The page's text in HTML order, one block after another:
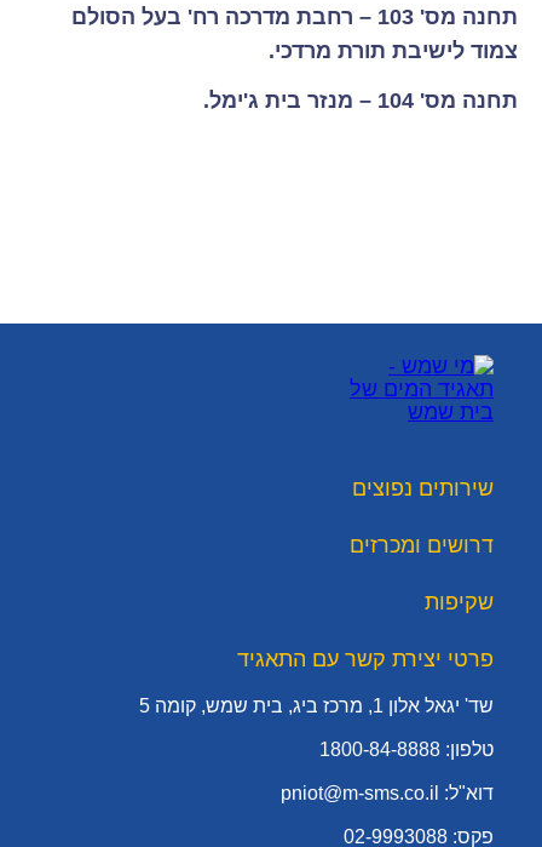
תחנה מס' 103
– רחבת מדרכה רח' בעל הסולם
צמוד לישיבת תורת מרדכי.
תחנה מס' 104 – מנזר בית ג'ימל.
שירותים נפוצים
דרושים ומכרזים
שקיפות
פרטי יצירת קשר עם התאגיד
שד' יגאל אלון 1, מרכז ביג, בית שמש, קומה 5
טלפון: 1800-84-8888
דוא"ל: pniot@m-sms.co.il
פקס: 02-9993088